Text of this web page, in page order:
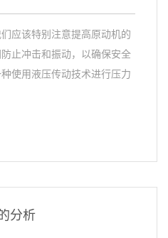
应该特别注意提高原动机的
止冲击和振动，以确保安全
使用液压传动技术进行压力
分析